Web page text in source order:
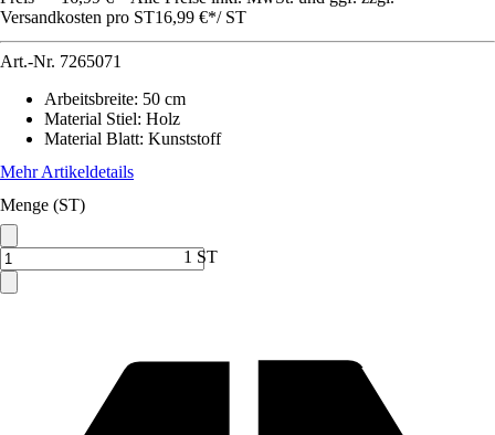
Versandkosten pro ST16,99 €*/ ST
Art.-Nr. 7265071
Arbeitsbreite: 50 cm
Material Stiel: Holz
Material Blatt: Kunststoff
Mehr Artikeldetails
Menge (ST)
1 ST